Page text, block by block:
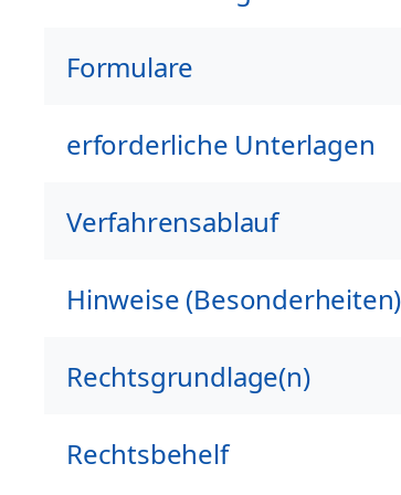
Formulare
erforderliche Unterlagen
Verfahrensablauf
Hinweise (Besonderheiten)
Rechtsgrundlage(n)
Rechtsbehelf